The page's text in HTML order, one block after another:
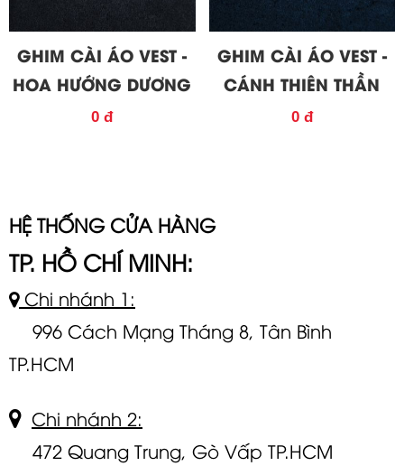
GHIM CÀI ÁO VEST -
HOA HƯỚNG DƯƠNG
0 đ
GHIM CÀI ÁO VEST -
CÁNH THIÊN THẦN
0 đ
HỆ THỐNG CỬA HÀNG
TP. HỒ CHÍ MINH:
Chi nhánh 1:
996 Cách Mạng Tháng 8, Tân Bình
TP.HCM
Chi nhánh 2:
472 Quang Trung, Gò Vấp TP.HCM